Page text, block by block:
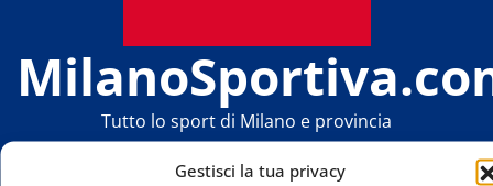
Gestisci la tua privacy
Tutto lo sport di Milano e provincia